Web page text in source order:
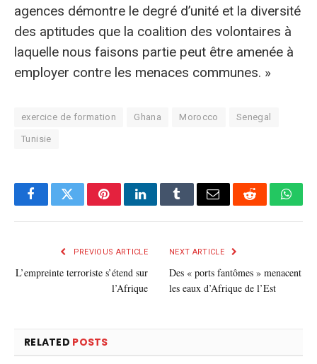
agences démontre le degré d’unité et la diversité
des aptitudes que la coalition des volontaires à
laquelle nous faisons partie peut être amenée à
employer contre les menaces communes. »
exercice de formation Ghana Morocco Senegal
Tunisie
FacebookTwitterPinterestLinkedInTumblrE-
Reddit
PREVIOUS ARTICLE
L’empreinte terroriste s’étend sur
l’Afrique
NEXT ARTICLE
Des « ports fantômes » menacent
les eaux d’Afrique de l’Est
RELATED POSTS